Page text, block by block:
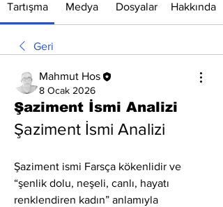
Tartışma Medya Dosyalar Hakkında
Geri
Mahmut Hos
8 Ocak 2026
Şaziment İsmi Analizi
Şaziment İsmi Analizi
Şaziment ismi Farsça kökenlidir ve
“şenlik dolu, neşeli, canlı, hayatı
renklendiren kadın” anlamıyla